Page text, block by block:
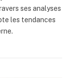
ses analyses
les tendances